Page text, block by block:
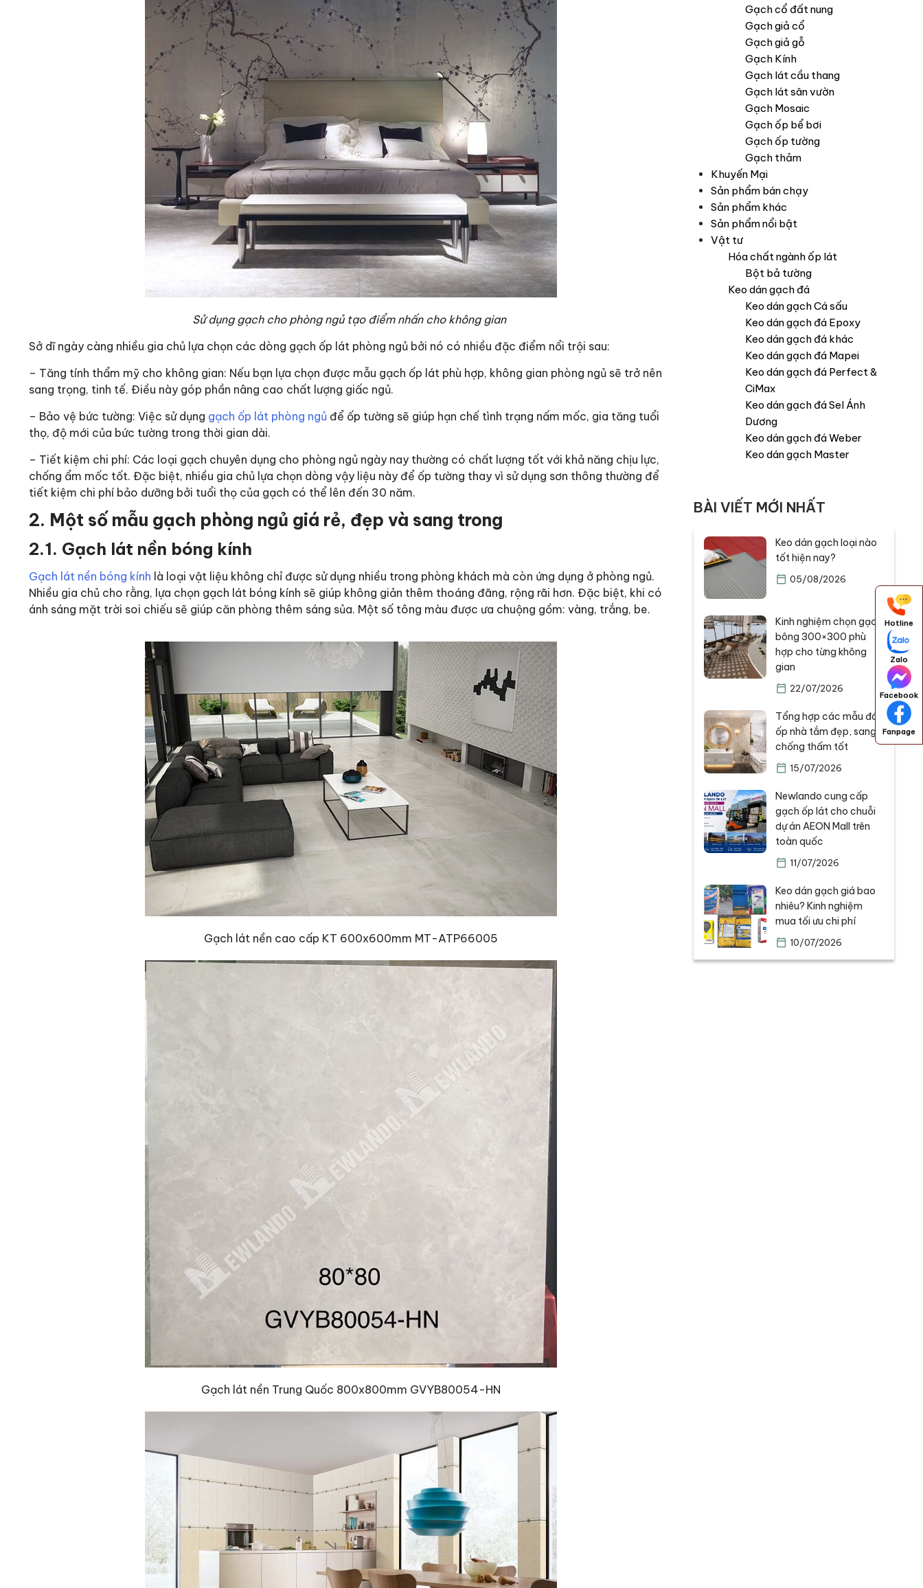
Sử dụng gạch cho phòng ngủ tạo điểm nhấn cho không gian
Sở dĩ ngày càng nhiều gia chủ lựa chọn các dòng gạch ốp lát phòng ngủ bởi nó có nhiều đặc điểm nổi trội sau:
– Tăng tính thẩm mỹ cho không gian: Nếu bạn lựa chọn được mẫu gạch ốp lát phù hợp, không gian phòng ngủ sẽ trở nên
sang trọng, tinh tế. Điều này góp phần nâng cao chất lượng giấc ngủ.
– Bảo vệ bức tường: Việc sử dụng gạch ốp lát phòng ngủ để ốp tường sẽ giúp hạn chế tình trạng nấm mốc, gia tăng tuổi
thọ, độ mới của bức tường trong thời gian dài.
– Tiết kiệm chi phí: Các loại gạch chuyên dụng cho phòng ngủ ngày nay thường có chất lượng tốt với khả năng chịu lực,
chống ẩm mốc tốt. Đặc biệt, nhiều gia chủ lựa chọn dòng vậy liệu này để ốp tường thay vì sử dụng sơn thông thường để
tiết kiệm chi phí bảo dưỡng bởi tuổi thọ của gạch có thể lên đến 30 năm.
2. Một số mẫu gạch phòng ngủ giá rẻ, đẹp và sang trong
2.1. Gạch lát nền bóng kính
Gạch lát nền bóng kính là loại vật liệu không chỉ được sử dụng nhiều trong phòng khách mà còn ứng dụng ở phòng ngủ.
Nhiều gia chủ cho rằng, lựa chọn gạch lát bóng kính sẽ giúp không giản thêm thoáng đãng, rộng rãi hơn. Đặc biệt, khi có
ánh sáng mặt trời soi chiếu sẽ giúp căn phòng thêm sáng sủa. Một số tông màu được ưa chuộng gồm: vàng, trắng, be.
Gạch lát nền cao cấp KT 600x600mm MT-ATP66005
Gạch lát nền Trung Quốc 800x800mm GVYB80054-HN
Gạch cổ đất nung
Gạch giả cổ
Gạch giả gỗ
Gạch Kính
Gạch lát cầu thang
Gạch lát sân vườn
Gạch Mosaic
Gạch ốp bể bơi
Gạch ốp tường
Gạch thảm
Khuyến Mại
Sản phẩm bán chạy
Sản phẩm khác
Sản phẩm nổi bật
Vật tư
Hóa chất ngành ốp lát
Bột bả tường
Keo dán gạch đá
Keo dán gạch Cá sấu
Keo dán gạch đá Epoxy
Keo dán gạch đá khác
Keo dán gạch đá Mapei
Keo dán gạch đá Perfect &
CiMax
Keo dán gạch đá Sel Ánh
Dương
Keo dán gạch đá Weber
Keo dán gạch Master
BÀI VIẾT MỚI NHẤT
Keo dán gạch loại nào
tốt hiện nay?
05/08/2026
Kinh nghiệm chọn gạch
bông 300×300 phù
hợp cho từng không
gian
22/07/2026
Tổng hợp các mẫu đá
ốp nhà tắm đẹp, sang,
chống thấm tốt
15/07/2026
Newlando cung cấp
gạch ốp lát cho chuỗi
dự án AEON Mall trên
toàn quốc
11/07/2026
Keo dán gạch giá bao
nhiêu? Kinh nghiệm
mua tối ưu chi phí
10/07/2026
Hotline
Zalo
Facebook
Fanpage